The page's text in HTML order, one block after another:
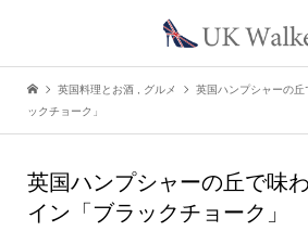
英国料理とお酒 グルメ
英国ハンプシャーの丘
ックチョーク」
英国ハンプシャーの丘で味
イン「ブラックチョーク」